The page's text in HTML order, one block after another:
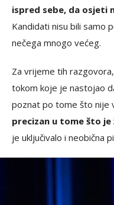
ispred sebe, da osjeti
Kandidati nisu bili samo
nečega mnogo većeg.
Za vrijeme tih
tokom koje je nastojao
poznat po tome što nije
precizan u tome što je
je uključivalo i neobična